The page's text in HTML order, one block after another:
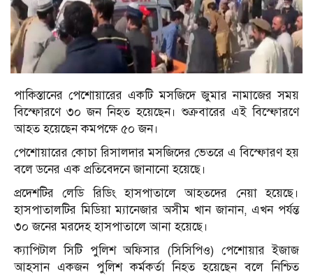
পাকিস্তানের পেশোয়ারের একটি মসজিদে জুমার নামাজের সময়
বিস্ফোরণে ৩০ জন নিহত হয়েছেন। শুক্রবারের এই বিস্ফোরণে
আহত হয়েছেন কমপক্ষে ৫০ জন।
পেশোয়ারের কোচা রিসালদার মসজিদের ভেতরে এ বিস্ফোরণ হয়
বলে ডনের এক প্রতিবেদনে জানানো হয়েছে।
প্রদেশটির লেডি রিডিং হাসপাতালে আহতদের নেয়া হয়েছে।
হাসপাতালটির মিডিয়া ম্যানেজার অসীম খান জানান, এখন পর্যন্ত
৩০ জনের মরদেহ হাসপাতালে আনা হয়েছে।
ক্যাপিটাল সিটি পুলিশ অফিসার (সিসিপিও) পেশোয়ার ইজাজ
আহসান একজন পুলিশ কর্মকর্তা নিহত হয়েছেন বলে নিশ্চিত